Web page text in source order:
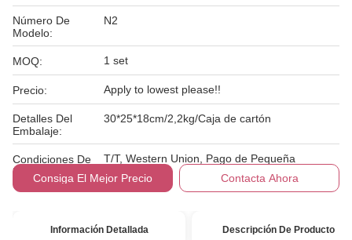
Número De
Modelo:
N2
MOQ: 1 set
Precio: Apply to lowest please!!
Detalles Del
Embalaje:
30*25*18cm/2,2kg/Caja de cartón
Condiciones De
Pago:
T/T, Western Union, Pago de Pequeña
Consiga El Mejor Precio Contacta Ahora
Información Detallada Descripción De Producto